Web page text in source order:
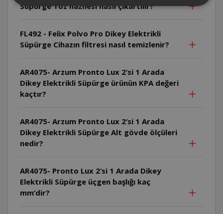
Süpürge Toz haznesi nasıl çıkartılır?
FL492 - Felix Polvo Pro Dikey Elektrikli
Süpürge Cihazın filtresi nasıl temizlenir?
AR4075- Arzum Pronto Lux 2‘si 1 Arada
Dikey Elektrikli Süpürge ürünün KPA değeri
kaçtır?
AR4075- Arzum Pronto Lux 2‘si 1 Arada
Dikey Elektrikli Süpürge Alt gövde ölçüleri
nedir?
AR4075- Pronto Lux 2‘si 1 Arada Dikey
Elektrikli Süpürge üçgen başlığı kaç
mm’dir?